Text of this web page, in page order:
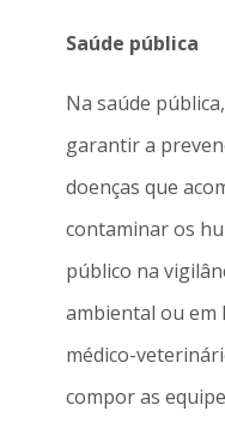
Saúde pública
Na saúde
garantir a
doenças que
contaminar os
público na
ambiental ou em
médico-
compor as